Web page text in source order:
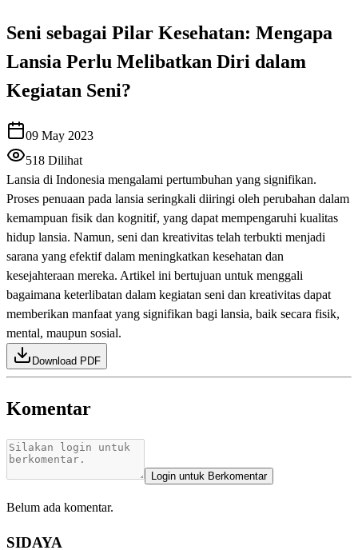
Seni sebagai Pilar Kesehatan: Mengapa
Lansia Perlu Melibatkan Diri dalam
Kegiatan Seni?
09 May 2023
518 Dilihat
Lansia di Indonesia mengalami pertumbuhan yang signifikan.
Proses penuaan pada lansia seringkali diiringi oleh perubahan dalam
kemampuan fisik dan kognitif, yang dapat mempengaruhi kualitas
hidup lansia. Namun, seni dan kreativitas telah terbukti menjadi
sarana yang efektif dalam meningkatkan kesehatan dan
kesejahteraan mereka. Artikel ini bertujuan untuk menggali
bagaimana keterlibatan dalam kegiatan seni dan kreativitas dapat
memberikan manfaat yang signifikan bagi lansia, baik secara fisik,
mental, maupun sosial.
Download PDF
Komentar
Login untuk Berkomentar
Belum ada komentar.
SIDAYA